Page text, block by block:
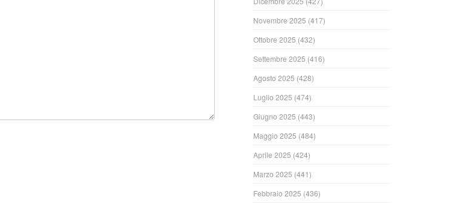
Novembre 2025 (417)
Ottobre 2025 (432)
Settembre 2025 (416)
Agosto 2025 (428)
Luglio 2025 (474)
Giugno 2025 (443)
Maggio 2025 (484)
Aprile 2025 (424)
Marzo 2025 (441)
Febbraio 2025 (436)